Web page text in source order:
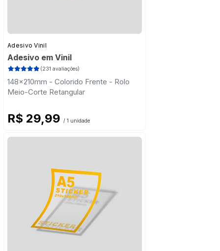
Adesivo Vinil
Adesivo em Vinil
(231 avaliações)
148x210mm - Colorido Frente - Rolo
Meio-Corte Retangular
R$ 29,99 / 1 unidade